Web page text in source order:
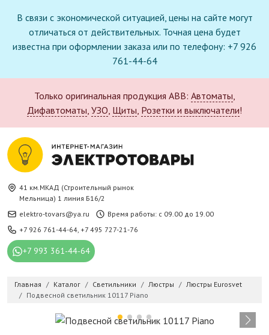
В связи с экономической ситуацией, цены на сайте могут
отличаться от действительных. Точная цена будет
известна при оформлении заказа или по телефону: +7 926
761-44-64
Только оригинальная продукция ABB: Автоматы,
Дифавтоматы, УЗО, Щиты, Розетки и выключатели!
41 км.МКАД (Строительный рынок
Мельница) 1 линия Б16/2
elektro-tovars@ya.ru
Время работы: с 09.00 до 19.00
+7 926 761-44-64, +7 495 727-21-76
+7 993 361-44-64
Главная Каталог Светильники Люстры
Люстры Eurosvet
Подвесной светильник 10117 Piano